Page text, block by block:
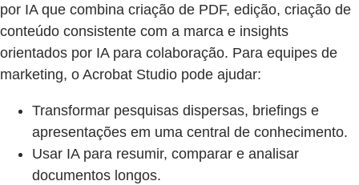
por IA que combina criação de PDF, edição, criação de
conteúdo consistente com a marca e insights
orientados por IA para colaboração. Para equipes de
marketing, o Acrobat Studio pode ajudar:
Transformar pesquisas dispersas, briefings e
apresentações em uma central de conhecimento.
Usar IA para resumir, comparar e analisar
documentos longos.